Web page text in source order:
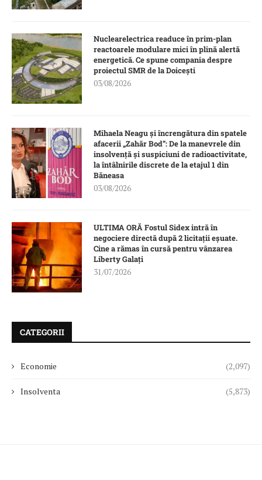
Nuclearelectrica readuce în prim-plan
reactoarele modulare mici în plină alertă
energetică. Ce spune compania despre
proiectul SMR de la Doicești
03/08/2026
Mihaela Neagu și încrengătura din spatele
afacerii „Zahăr Bod”: De la manevrele din
insolvență și suspiciuni de radioactivitate,
la întâlnirile discrete de la etajul 1 din
Băneasa
03/08/2026
ULTIMA ORĂ Fostul Sidex intră în
negociere directă după 2 licitații eșuate.
Cine a rămas în cursă pentru vânzarea
Liberty Galați
31/07/2026
CATEGORII
Economie (2,097)
Insolventa (5,873)